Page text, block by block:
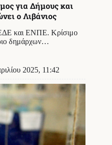
για Δήμους και
ο Λιβάνιος
και ΕΝΠΕ. Κρίσιμο
δημάρχων…
2025, 11:42